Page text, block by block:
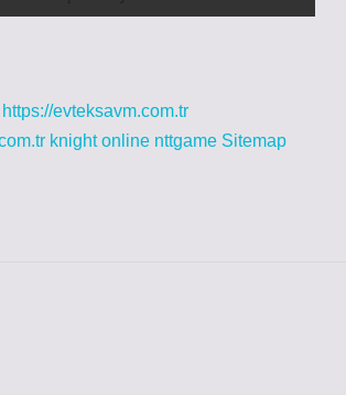
https://evteksavm.com.tr
knight online nttgame Sitemap